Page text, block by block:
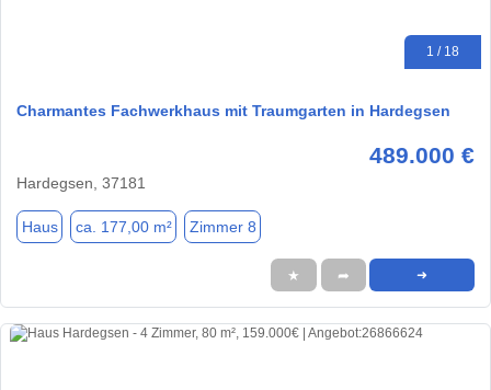
1 / 18
Charmantes Fachwerkhaus mit Traumgarten in Hardegsen
489.000 €
Hardegsen, 37181
Haus ca. 177,00 m² Zimmer 8
★ ➦ ➜